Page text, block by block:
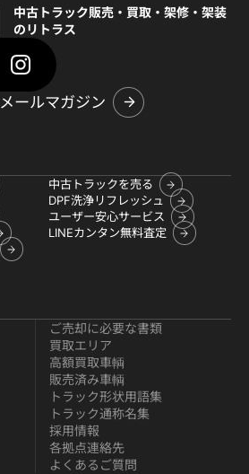
中古トラック販売・買取・架修・架装
のリトラス
メールマガジン
中古トラックを売る
DPF洗浄リフレッシュ
ユーザー安心サービス
LINEカンタン無料査定
ご売却に必要な書類
買取エリア
高額買取車輌
販売済み車輌
トラック形状用語集
トラック通称名集
採用情報
各拠点連絡先
よくあるご質問